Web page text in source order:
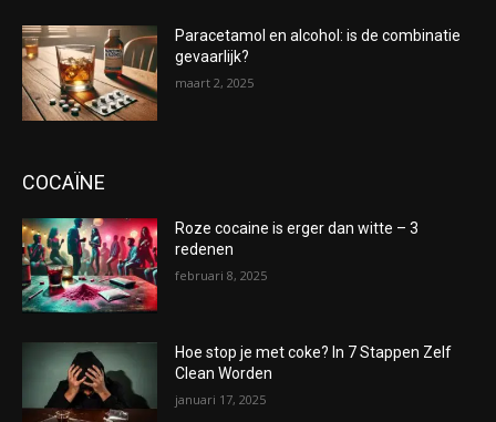
Paracetamol en alcohol: is de combinatie
gevaarlijk?
maart 2, 2025
COCAÏNE
Roze cocaine is erger dan witte – 3
redenen
februari 8, 2025
Hoe stop je met coke? In 7 Stappen Zelf
Clean Worden
januari 17, 2025